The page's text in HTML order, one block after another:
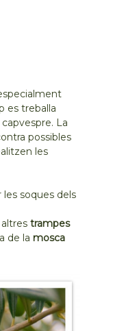
es treballa
La
possibles
les
les soques dels
altrestrampes
de la mosca